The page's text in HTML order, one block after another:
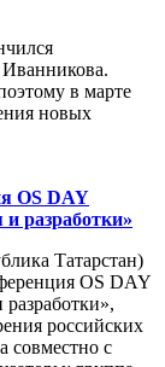
в марте
новых
OS DAY
разработки»
Татарстан)
OS DAY
российских
совместно с